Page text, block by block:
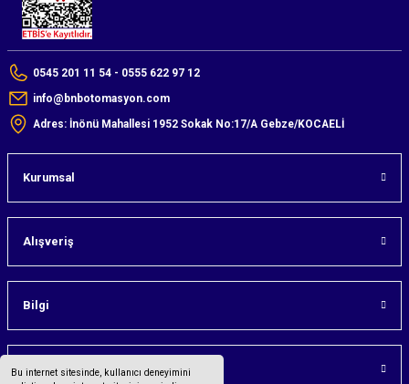
Bu internet sitesinde, kullanıcı deneyimini
0545 201 11 54 - 0555 622 97 12
info@bnbotomasyon.com
Adres: İnönü Mahallesi 1952 Sokak No:17/A Gebze/KOCAELİ
Kurumsal
Alışveriş
Bilgi
Üyelik